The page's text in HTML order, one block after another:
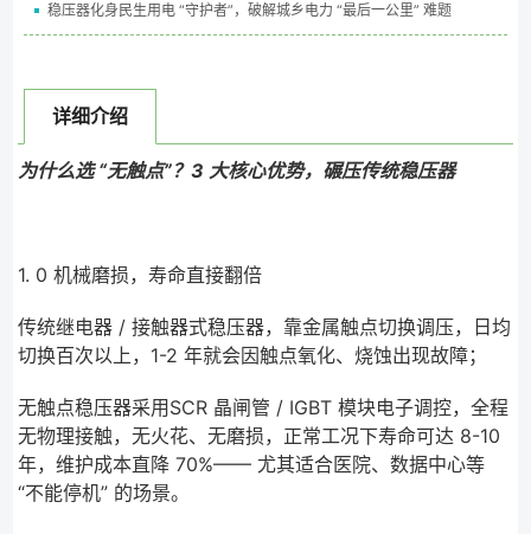
稳压器化身民生用电 “守护者”，破解城乡电力 “最后一公里” 难题
详细介绍
为什么选 “无触点”？3 大核心优势，碾压传统稳压器
1. 0 机械磨损，寿命直接翻倍
传统继电器 / 接触器式稳压器，靠金属触点切换调压，日均
切换百次以上，1-2 年就会因触点氧化、烧蚀出现故障；
无触点稳压器采用SCR 晶闸管 / IGBT 模块电子调控，全程
无物理接触，无火花、无磨损，正常工况下寿命可达 8-10
年，维护成本直降 70%—— 尤其适合医院、数据中心等
“不能停机” 的场景。